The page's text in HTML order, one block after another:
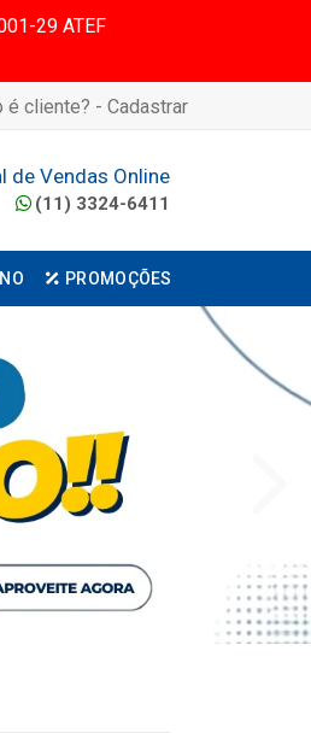
29 ATEF
é cliente? - Cadastrar
de Vendas Online
(11) 3324-6411
PROMOÇÕES